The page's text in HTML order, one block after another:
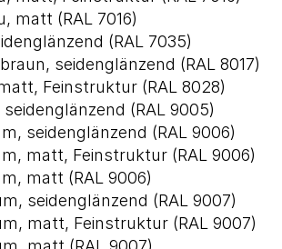
matt (RAL 7016)
(RAL 7035)
seidenglänzend (RAL 8017)
Feinstruktur (RAL 8028)
(RAL 9005)
seidenglänzend (RAL 9006)
matt, Feinstruktur (RAL 9006)
matt (RAL 9006)
seidenglänzend (RAL 9007)
matt, Feinstruktur (RAL 9007)